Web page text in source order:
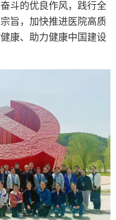
斗的优良作风，践行全
旨，加快推进医院高质
康、助力健康中国建设